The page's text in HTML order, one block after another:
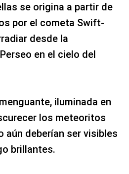
se origina a partir de
por el cometa Swift-
desde la
en el cielo del
iluminada en
los meteoritos
aún deberían ser visibles
brillantes.